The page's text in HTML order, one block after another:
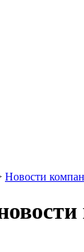
Новости